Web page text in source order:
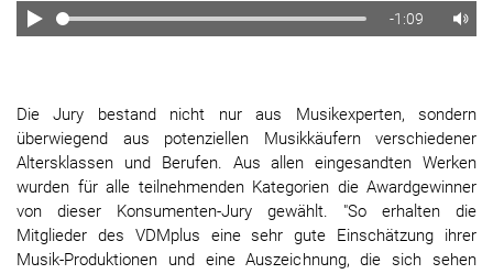
-1:09
Die Jury bestand nicht nur aus Musikexperten, sondern
überwiegend aus potenziellen Musikkäufern verschiedener
Altersklassen und Berufen. Aus allen eingesandten Werken
wurden für alle teilnehmenden Kategorien die Awardgewinner
von dieser Konsumenten-Jury gewählt. "So erhalten die
Mitglieder des VDMplus eine sehr gute Einschätzung ihrer
Musik-Produktionen und eine Auszeichnung, die sich sehen